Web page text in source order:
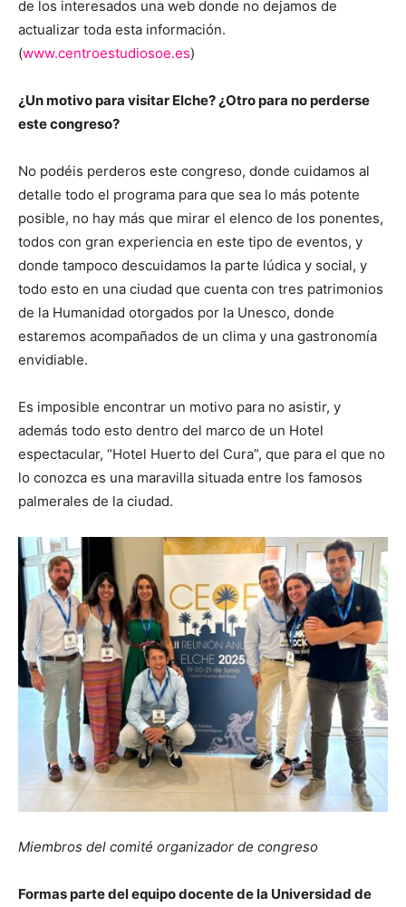
de los interesados una web donde no dejamos de
actualizar toda esta información.
(www.centroestudiosoe.es)
¿Un motivo para visitar Elche? ¿Otro para no perderse
este congreso?
No podéis perderos este congreso, donde cuidamos al
detalle todo el programa para que sea lo más potente
posible, no hay más que mirar el elenco de los ponentes,
todos con gran experiencia en este tipo de eventos, y
donde tampoco descuidamos la parte lúdica y social, y
todo esto en una ciudad que cuenta con tres patrimonios
de la Humanidad otorgados por la Unesco, donde
estaremos acompañados de un clima y una gastronomía
envidiable.
Es imposible encontrar un motivo para no asistir, y
además todo esto dentro del marco de un Hotel
espectacular, “Hotel Huerto del Cura”, que para el que no
lo conozca es una maravilla situada entre los famosos
palmerales de la ciudad.
Miembros del comité organizador de congreso
Formas parte del equipo docente de la Universidad de